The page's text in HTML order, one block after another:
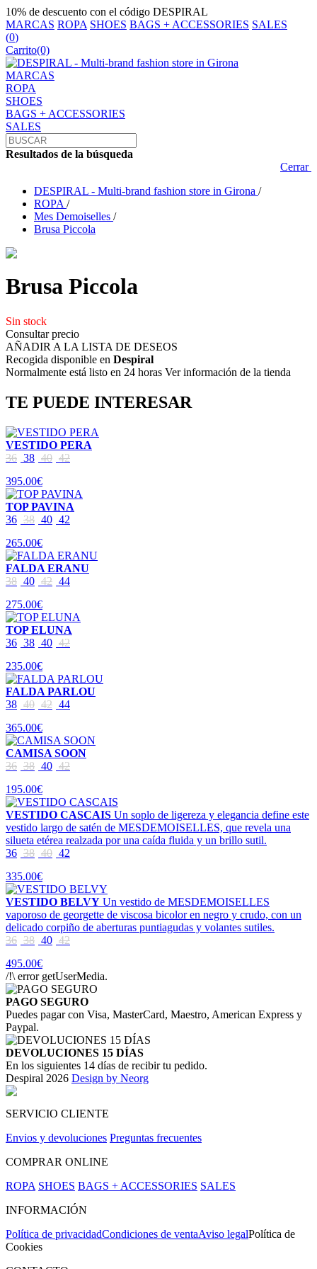
10% de descuento con el código DESPIRAL
MARCAS ROPA SHOES BAGS + ACCESSORIES SALES
(0)
Carrito(0)
MARCAS
ROPA
SHOES
BAGS + ACCESSORIES
SALES
Resultados de la búsqueda
Cerrar
DESPIRAL - Multi-brand fashion store in Girona /
ROPA /
Mes Demoiselles /
Brusa Piccola
Brusa Piccola
Sin stock
Consultar precio
AÑADIR A LA LISTA DE DESEOS
Recogida disponible en Despiral
Normalmente está listo en 24 horas Ver información de la tienda
TE PUEDE INTERESAR
VESTIDO PERA
36 38 40 42
395.00€
TOP PAVINA
36 38 40 42
265.00€
FALDA ERANU
38 40 42 44
275.00€
TOP ELUNA
36 38 40 42
235.00€
FALDA PARLOU
38 40 42 44
365.00€
CAMISA SOON
36 38 40 42
195.00€
VESTIDO CASCAIS Un soplo de ligereza y elegancia define este
vestido largo de satén de MESDEMOISELLES, que revela una
silueta etérea realzada por una caída fluida y un brillo sutil.
36 38 40 42
335.00€
VESTIDO BELVY Un vestido de MESDEMOISELLES
vaporoso de georgette de viscosa bicolor en negro y crudo, con un
delicado corpiño de aberturas puntiagudas y volantes sutiles.
36 38 40 42
495.00€
/!\ error getUserMedia.
PAGO SEGURO
Puedes pagar con Visa, MasterCard, Maestro, American Express y
Paypal.
DEVOLUCIONES 15 DÍAS
En los siguientes 14 días de recibir tu pedido.
Despiral 2026 Design by Neorg
SERVICIO CLIENTE
Envios y devoluciones Preguntas frecuentes
COMPRAR ONLINE
ROPA SHOES BAGS + ACCESSORIES SALES
INFORMACIÓN
Política de privacidadCondiciones de ventaAviso legalPolítica de
Cookies